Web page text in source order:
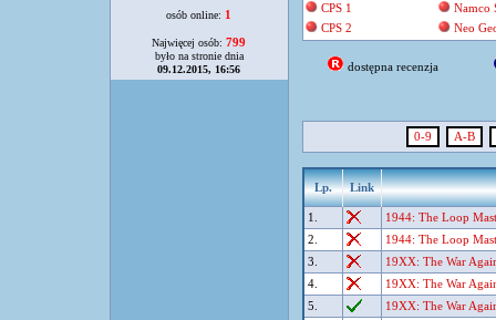
osób online: 1
Najwięcej osób: 799
było na stronie dnia
09.12.2015, 16:56
CPS 1
CPS 2
Namco
Neo
dostępna recenzja
0-9 A-B
Lp. Link
1.
1944: The Loop
2.
1944: The Loop
3.
19XX: The War
4.
19XX: The War
5.
19XX: The War